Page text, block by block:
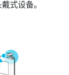
式设备。